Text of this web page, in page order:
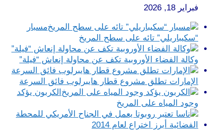
فبراير 18, 2026
مسبار
“سكيباريلي” تائه على سطح المريخ
وكالة الفضاء الأوروبية تكف عن محاولة إنعاش “فيلة”
الإمارات تطلق مشروع قطار هايبرلوب فائق السرعة
الكربون يؤكد
وجود المياه على المريخ